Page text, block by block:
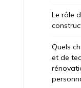
Le rôle
Quels
et de